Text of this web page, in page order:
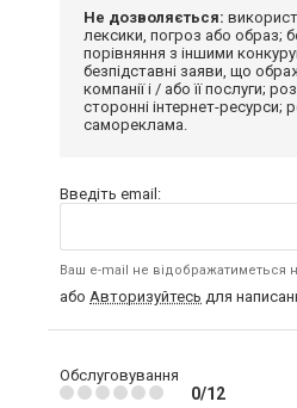
Не дозволяється:
лексики, погроз або образ;
порівняння з іншими
безпідставні заяви, що
компанії і / або її послуги;
сторонні інтернет-ресурси;
самореклама.
Введіть email:
Ваш e-mail не відображатиметься
або Авторизуйтесь для
Обслуговування
0/12